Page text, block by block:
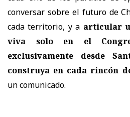
conversar sobre el futuro de
cada territorio, y a articular
viva solo en el
exclusivamente desde
construya en cada rincón
un comunicado.